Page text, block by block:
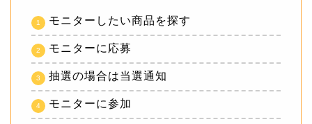
モニターしたい商品を探す
モニターに応募
抽選の場合は当選通知
モニターに参加